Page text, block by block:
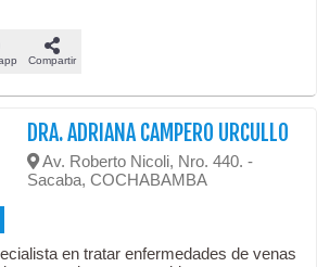
Compartir
DRA. ADRIANA CAMPERO URCULLO
Av. Roberto Nicoli, Nro. 440. -
Sacaba, COCHABAMBA
en tratar enfermedades de venas